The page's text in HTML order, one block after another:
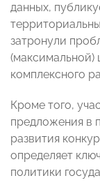
данных,
затронули
(максимальной)
комплексного
Кроме того,
предложения в
развития
определяет
политики